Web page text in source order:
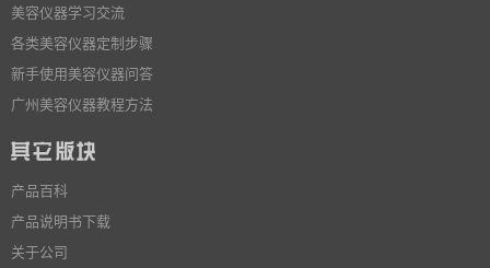
美容仪器学习交流
各类美容仪器定制步骤
新手使用美容仪器问答
广州美容仪器教程方法
产品百科
产品说明书下载
关于公司